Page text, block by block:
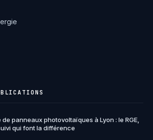
panneaux photovoltaïques à Lyon : le RGE,
qui font la différence